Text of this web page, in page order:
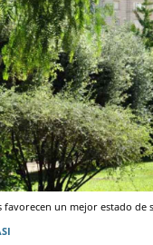
un mejor estado de